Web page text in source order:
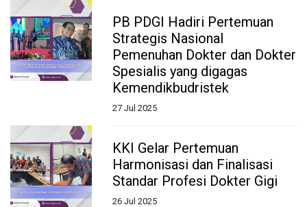
PB PDGI Hadiri Pertemuan
Strategis Nasional
Pemenuhan Dokter dan Dokter
Spesialis yang digagas
Kemendikbudristek
KKI Gelar Pertemuan
Harmonisasi dan Finalisasi
Standar Profesi Dokter Gigi